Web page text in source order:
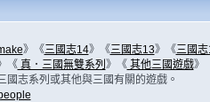
》《三國志14》《三國志13》《三國
《真．三國無雙系列 》《其他三國遊戲》
志系列或其他與三國有關的遊戲。